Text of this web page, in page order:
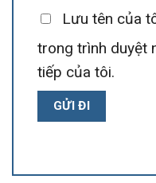
Lưu tên của
trong trình duyệt
tiếp của tôi.